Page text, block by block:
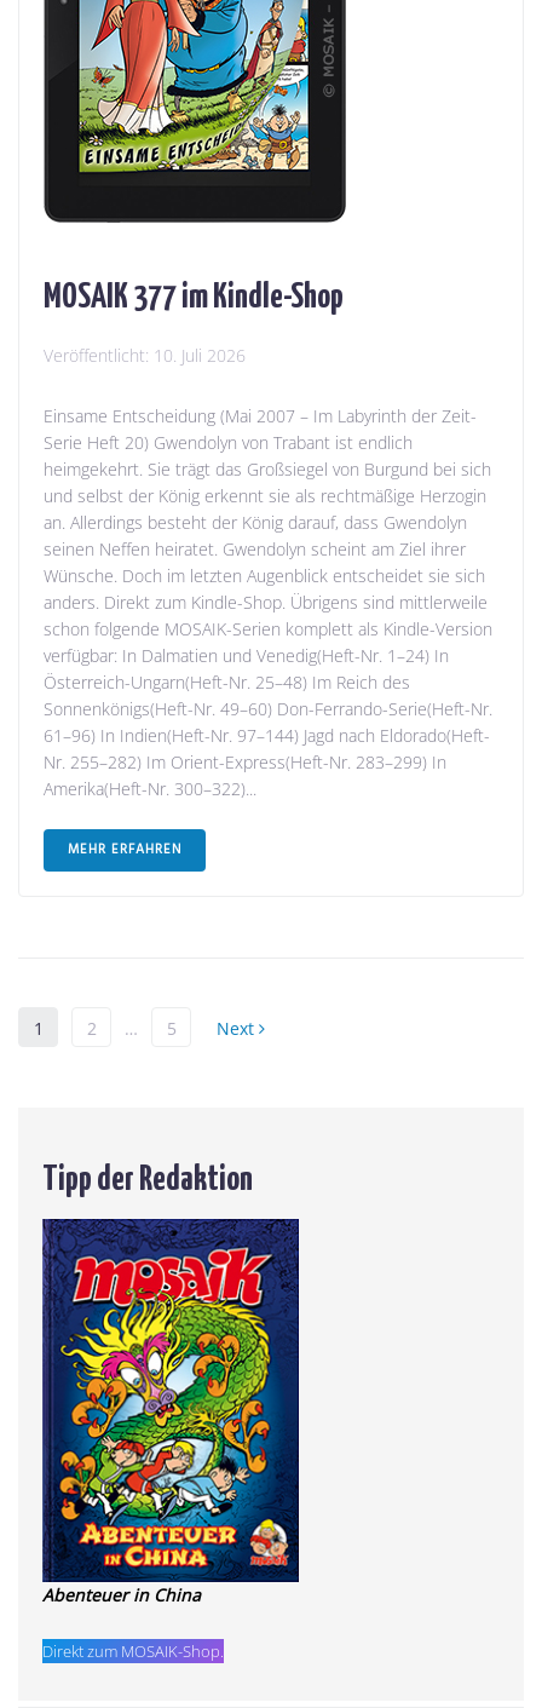
MOSAIK 377 im Kindle-Shop
Veröffentlicht: 10. Juli 2026
Einsame Entscheidung (Mai 2007 – Im Labyrinth der Zeit-
Serie Heft 20) Gwendolyn von Trabant ist endlich
heimgekehrt. Sie trägt das Großsiegel von Burgund bei sich
und selbst der König erkennt sie als rechtmäßige Herzogin
an. Allerdings besteht der König darauf, dass Gwendolyn
seinen Neffen heiratet. Gwendolyn scheint am Ziel ihrer
Wünsche. Doch im letzten Augenblick entscheidet sie sich
anders. Direkt zum Kindle-Shop. Übrigens sind mittlerweile
schon folgende MOSAIK-Serien komplett als Kindle-Version
verfügbar: In Dalmatien und Venedig(Heft-Nr. 1–24) In
Österreich-Ungarn(Heft-Nr. 25–48) Im Reich des
Sonnenkönigs(Heft-Nr. 49–60) Don-Ferrando-Serie(Heft-Nr.
61–96) In Indien(Heft-Nr. 97–144) Jagd nach Eldorado(Heft-
Nr. 255–282) Im Orient-Express(Heft-Nr. 283–299) In
Amerika(Heft-Nr. 300–322)...
MEHR ERFAHREN
1 2 … 5 Next
Tipp der Redaktion
Abenteuer in China
Direkt zum MOSAIK-Shop.